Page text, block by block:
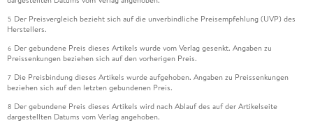
5 Der Preisvergleich bezieht sich auf die unverbindliche Preisempfehlung (UVP) des
Herstellers.
6 Der gebundene Preis dieses Artikels wurde vom Verlag gesenkt. Angaben zu
Preissenkungen beziehen sich auf den vorherigen Preis.
7 Die Preisbindung dieses Artikels wurde aufgehoben. Angaben zu Preissenkungen
beziehen sich auf den letzten gebundenen Preis.
8 Der gebundene Preis dieses Artikels wird nach Ablauf des auf der Artikelseite
dargestellten Datums vom Verlag angehoben.